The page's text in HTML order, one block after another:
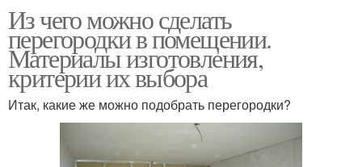
Из чего можно сделать
перегородки в помещении.
Материалы изготовления,
критерии их выбора
Итак, какие же можно подобрать перегородки?